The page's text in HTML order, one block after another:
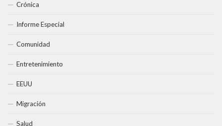
Crónica
Informe Especial
Comunidad
Entretenimiento
EEUU
Migración
Salud